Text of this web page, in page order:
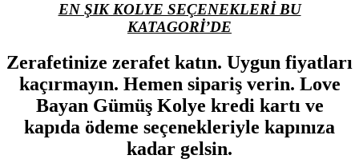
EN ŞIK KOLYE SEÇENEKLERİ BU
KATAGORİ’DE
Zerafetinize zerafet katın. Uygun fiyatları
kaçırmayın. Hemen sipariş verin. Love
Bayan Gümüş Kolye kredi kartı ve
kapıda ödeme seçenekleriyle kapınıza
kadar gelsin.